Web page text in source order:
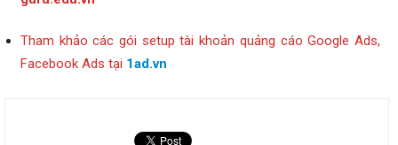
Tham khảo các gói setup tài khoản quảng cáo Google Ads,
Facebook Ads tại 1ad.vn